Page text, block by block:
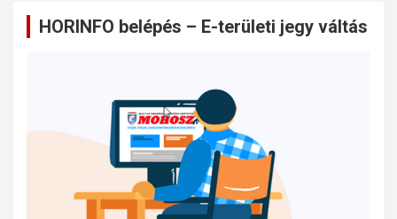
HORINFO belépés – E-területi jegy váltás